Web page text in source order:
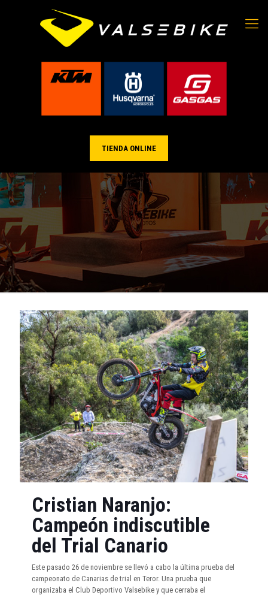
TIENDA ONLINE
Cristian Naranjo:
Campeón indiscutible
del Trial Canario
Este pasado 26 de noviembre se llevó a cabo la última prueba del
campeonato de Canarias de trial en Teror. Una prueba que
organizaba el Club Deportivo Valsebike y que cerraba el